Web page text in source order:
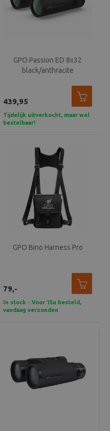
GPO Passion ED 8x32
black/anthracite
439,95
Tijdelijk uitverkocht, maar wel
bestelbaar!
GPO Bino Harness Pro
79,-
In stock - Voor 15u besteld,
vandaag verzonden